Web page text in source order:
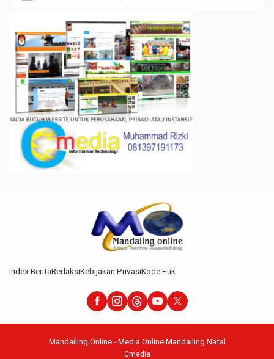
Index BeritaRedaksiKebijakan PrivasiKode Etik
Mandailing Online - Media Online Mandailing Natal
Cmedia